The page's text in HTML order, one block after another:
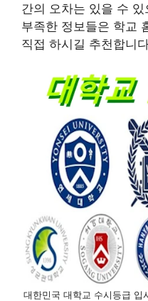
간의 오차는 있을 수
부족한 정보들은 학교
직접 하시길 추천합니
대한민국 대학교 수시등급 입